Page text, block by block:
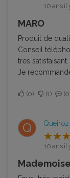
10 ans il
MARO
Produit de
Conseil
tres satisfaisant.
Je
0 1 0
Q Queiroz
10 ans il